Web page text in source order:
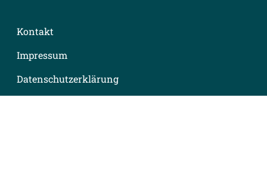
Kontakt
Impressum
Datenschutzerklärung